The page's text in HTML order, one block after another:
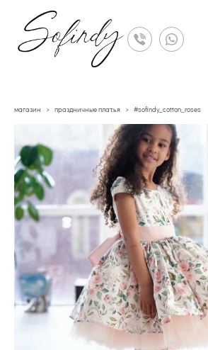
магазин > праздничные платья > #sofindy_cotton_roses